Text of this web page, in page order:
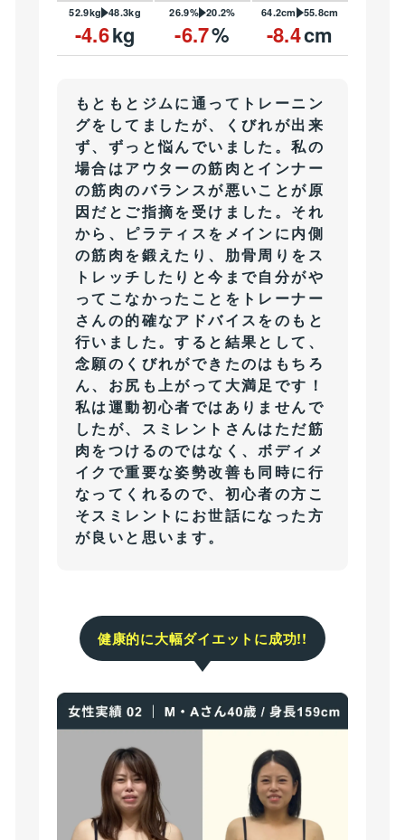
52.9kg 48.3kg
-4.6kg
26.9% 20.2%
-6.7%
64.2cm 55.8cm
-8.4cm
もともとジムに通ってトレーニン
グをしてましたが、くびれが出来
ず、ずっと悩んでいました。私の
場合はアウターの筋肉とインナー
の筋肉のバランスが悪いことが原
因だとご指摘を受けました。それ
から、ピラティスをメインに内側
の筋肉を鍛えたり、肋骨周りをス
トレッチしたりと今まで自分がや
ってこなかったことをトレーナー
さんの的確なアドバイスをのもと
行いました。すると結果として、
念願のくびれができたのはもちろ
ん、お尻も上がって大満足です！
私は運動初心者ではありませんで
したが、スミレントさんはただ筋
肉をつけるのではなく、ボディメ
イクで重要な姿勢改善も同時に行
なってくれるので、初心者の方こ
そスミレントにお世話になった方
が良いと思います。
健康的に大幅ダイエットに成功!!